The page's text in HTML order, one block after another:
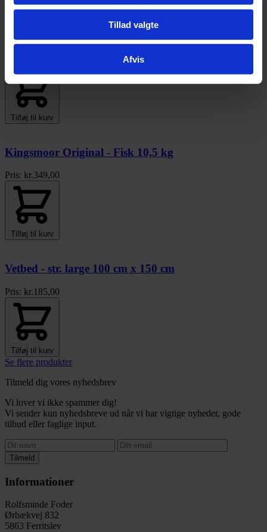
Tillad valgte
Afvis
Opti Life Medium/Maxi Light ris og kylling - 12,5
kg (Bestillingsvare, leveringstid 1 - 2 uger)
Tilføj til kurv
Kingsmoor Original - Fisk 10,5 kg
Pris: kr.349,00
Tilføj til kurv
Vetbed - str. large 100 cm x 150 cm
Pris: kr.185,00
Tilføj til kurv
Se flere produkter
Tilmeld dig vores nyhedsbrev
Vi lover vi ikke spammer dig!
Vi sender kun nyhedsbreve ud når vi har vigtige nyheder, gode
tilbud eller faglige input.
Tilmeld
Informationer
Rolfsminde Foder
Ørbækvej 832
5863 Ferritslev